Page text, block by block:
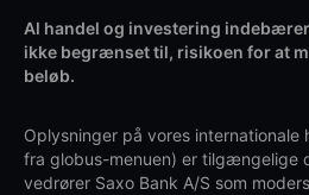
Al handel og investering
ikke begrænset til, risikoen for at
beløb.
Oplysninger på vores internationale
fra globus-menuen) er tilgængelige
vedrører Saxo Bank A/S som